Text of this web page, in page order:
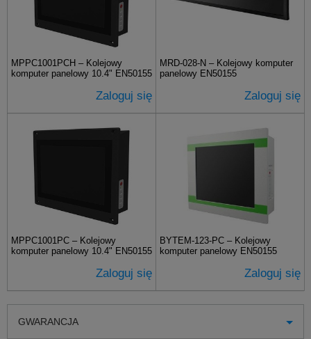
MPPC1001PCH – Kolejowy
komputer panelowy 10.4" EN50155
Zaloguj się
MRD-028-N – Kolejowy komputer
panelowy EN50155
Zaloguj się
MPPC1001PC – Kolejowy
komputer panelowy 10.4" EN50155
Zaloguj się
BYTEM-123-PC – Kolejowy
komputer panelowy EN50155
Zaloguj się
GWARANCJA